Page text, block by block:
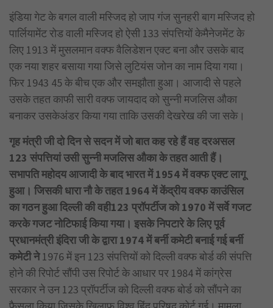
इंडिया गेट के बगल वाली मस्जिद हो जाप गंज सुनहरी बाग मस्जिद हो
पार्लियामेंट रोड वाली मस्जिद हो ऐसी 133 संपत्तियों केमैनेजमेंट के
लिए 1913 में मुसलमान वक्फ वैलिडेशन एक्ट बना और उसके बाद
एक नया शहर बसाया गया जिसे लुटियंस जोन का नाम दिया गया।
फिर 1943 45 के बीच एक और समझौता हुआ। आजादी से पहले
उसके तहत काफी सारी वक्फ जायदाद को सुन्नी मजलिस औका
बनाकर उसकेअंडर किया गया ताकि उसकी देखरेख की जा सके।
गृह मंत्री जी दो दिन से सदन में जो बात कह रहे हैं वह दरअसल
123 संपत्तियां उसी सुन्नी मजलिस औका के तहत आती हैं।
सभापति महोदय आजादी के बाद भारत में 1954 में वक्फ एक्ट लागू
हुआ। जिसकी धारा नौ के तहत 1964 में केंद्रीय वक्फ काउंसिल
का गठन हुआ दिल्ली की वही123 प्रॉपर्टीज को 1970 में सर्वे गजट
करके गजट नोटिफाई किया गया। इसके निपटारे के लिए पूर्व
प्रधानमंत्री इंदिरा जी के द्वारा 1974 में बर्नी कमेटी बनाई गई बर्नी
कमेटी ने1976 में इन 123 संपत्तियों को दिल्ली वक्फ बोर्ड की संपत्ति
होने की रिपोर्ट सौंपी उस रिपोर्ट के आधार पर 1984 में कांग्रेस
सरकार ने उन 123 प्रॉपर्टीज को दिल्ली वक्फ बोर्ड को सौंपने का